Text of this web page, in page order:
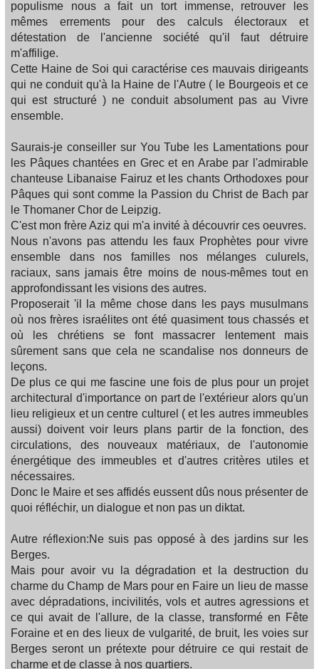
populisme nous a fait un tort immense, retrouver les
mêmes errements pour des calculs électoraux et
détestation de l'ancienne société qu'il faut détruire
m'affilige.
Cette Haine de Soi qui caractérise ces mauvais dirigeants
qui ne conduit qu'à la Haine de l'Autre ( le Bourgeois et ce
qui est structuré ) ne conduit absolument pas au Vivre
ensemble.
Saurais-je conseiller sur You Tube les Lamentations pour
les Pâques chantées en Grec et en Arabe par l'admirable
chanteuse Libanaise Fairuz et les chants Orthodoxes pour
Pâques qui sont comme la Passion du Christ de Bach par
le Thomaner Chor de Leipzig.
C'est mon frère Aziz qui m'a invité à découvrir ces oeuvres.
Nous n'avons pas attendu les faux Prophètes pour vivre
ensemble dans nos familles nos mélanges culurels,
raciaux, sans jamais être moins de nous-mêmes tout en
approfondissant les visions des autres.
Proposerait 'il la même chose dans les pays musulmans
où nos frères israélites ont été quasiment tous chassés et
où les chrétiens se font massacrer lentement mais
sûrement sans que cela ne scandalise nos donneurs de
leçons.
De plus ce qui me fascine une fois de plus pour un projet
architectural d'importance on part de l'extérieur alors qu'un
lieu religieux et un centre culturel ( et les autres immeubles
aussi) doivent voir leurs plans partir de la fonction, des
circulations, des nouveaux matériaux, de l'autonomie
énergétique des immeubles et d'autres critères utiles et
nécessaires.
Donc le Maire et ses affidés eussent dûs nous présenter de
quoi réfléchir, un dialogue et non pas un diktat.
Autre réflexion:Ne suis pas opposé à des jardins sur les
Berges.
Mais pour avoir vu la dégradation et la destruction du
charme du Champ de Mars pour en Faire un lieu de masse
avec dépradations, incivilités, vols et autres agressions et
ce qui avait de l'allure, de la classe, transformé en Fête
Foraine et en des lieux de vulgarité, de bruit, les voies sur
Berges seront un prétexte pour détruire ce qui restait de
charme et de classe à nos quartiers.